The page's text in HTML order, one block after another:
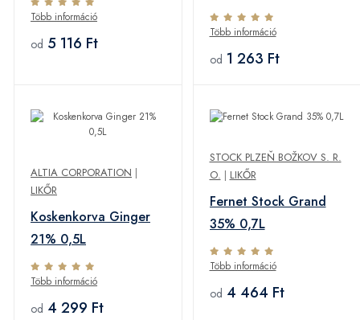
Több információ
od 5 116 Ft
35% 0,05L
Több információ
od 1 263 Ft
ALTIA CORPORATION |
LIKŐR
Koskenkorva Ginger
21% 0,5L
Több információ
od 4 299 Ft
STOCK PLZEŇ BOŽKOV S. R.
O. | LIKŐR
Fernet Stock Grand
35% 0,7L
Több információ
od 4 464 Ft